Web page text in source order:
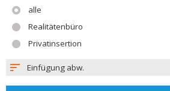
alle
Realitätenbüro
Privatinsertion
Einfügung abw.